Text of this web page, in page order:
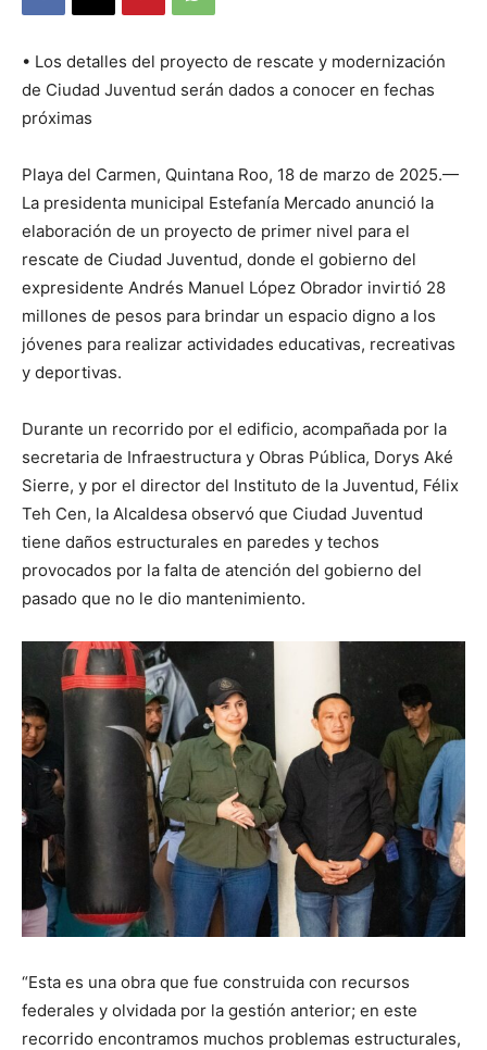
• Los detalles del proyecto de rescate y modernización
de Ciudad Juventud serán dados a conocer en fechas
próximas
Playa del Carmen, Quintana Roo, 18 de marzo de 2025.—
La presidenta municipal Estefanía Mercado anunció la
elaboración de un proyecto de primer nivel para el
rescate de Ciudad Juventud, donde el gobierno del
expresidente Andrés Manuel López Obrador invirtió 28
millones de pesos para brindar un espacio digno a los
jóvenes para realizar actividades educativas, recreativas
y deportivas.
Durante un recorrido por el edificio, acompañada por la
secretaria de Infraestructura y Obras Pública, Dorys Aké
Sierre, y por el director del Instituto de la Juventud, Félix
Teh Cen, la Alcaldesa observó que Ciudad Juventud
tiene daños estructurales en paredes y techos
provocados por la falta de atención del gobierno del
pasado que no le dio mantenimiento.
“Esta es una obra que fue construida con recursos
federales y olvidada por la gestión anterior; en este
recorrido encontramos muchos problemas estructurales,